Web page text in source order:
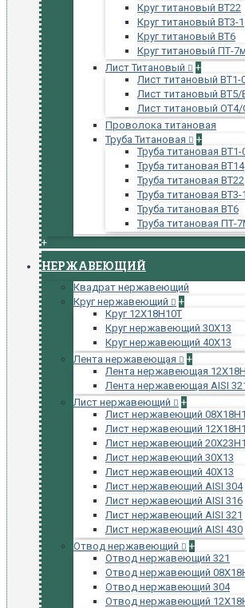
Круг титановый ВТ22
Круг титановый ВТ3-1
Круг титановый ВТ6
Круг титановый ПТ-7м
Лист Титановый
+
Лист титановый ВТ1-
Лист титановый ВТ5/
Лист титановый ОТ4/
Проволока титановая
Труба Титановая
+
Труба титановая ВТ1-
Труба титановая ВТ14
Труба титановая ВТ22
Труба титановая ВТ3-1
Труба титановая ВТ6
Труба титановая ПТ-
+
НЕРЖАВЕЮЩИЙ
Квадрат нержавеющий
Круг нержавеющий
+
Круг 12Х18Н10Т
Круг нержавеющий 30Х13
Круг нержавеющий 40Х13
Лента нержавеющая
+
Лента нержавеющая
Лента нержавеющая AISI
Лист нержавеющий
+
Лист нержавеющий
Лист нержавеющий
Лист нержавеющий
Лист нержавеющий 30Х13
Лист нержавеющий 40Х13
Лист нержавеющий AISI 304
Лист нержавеющий AISI 316
Лист нержавеющий AISI 321
Лист нержавеющий AISI 430
Отвод нержавеющий
+
Отвод нержавеющий 321
Отвод нержавеющий
Отвод нержавеющий 304
Отвод нержавеющий